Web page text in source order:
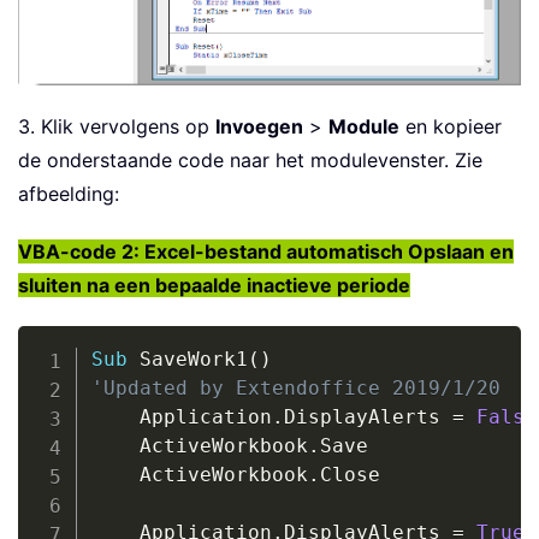
xCloseTime <
        ActiveWorkbook
.Application
End If
    ActiveWorkbook
.Application.
End Sub
3. Klik vervolgens op Invoegen > Module en kopieer
de onderstaande code naar het modulevenster. Zie
afbeelding:
VBA-code 2: Excel-bestand automatisch Opslaan en
sluiten na een bepaalde inactieve periode
Sub SaveWork1 ( )
'Updated by Extendoffice 2019/1/20
    Application
. DisplayAlerts =
False
    ActiveWorkbook
. Save
    ActiveWorkbook
. Close
    Application
. DisplayAlerts = True